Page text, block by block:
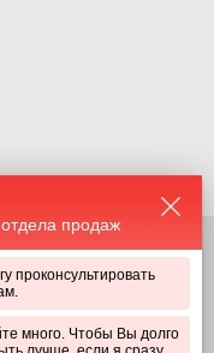
продаж
проконсультировать
много. Чтобы Вы долго
защищены
материалы сайта
или